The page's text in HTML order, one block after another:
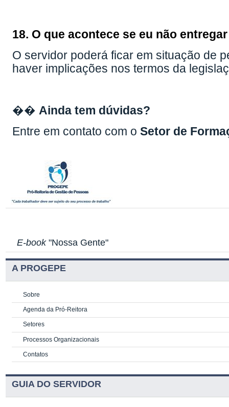
18. O que acontece se eu não
O servidor poderá ficar em situação de
haver implicações nos termos da
��Ainda tem dúvidas?
Entre em contato com oSetor de
E-book"Nossa Gente"
A PROGEPE
Sobre
Agenda da Pró-Reitora
Setores
Processos Organizacionais
Contatos
GUIA DO SERVIDOR